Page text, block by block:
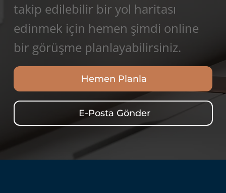
takip edilebilir bir yol haritası
edinmek için hemen şimdi online
bir görüşme planlayabilirsiniz.
Hemen Planla
E-Posta Gönder